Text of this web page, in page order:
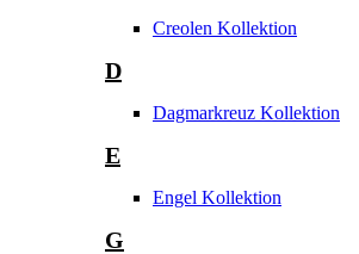
Creolen Kollektion
D
Dagmarkreuz Kollektion
E
Engel Kollektion
G